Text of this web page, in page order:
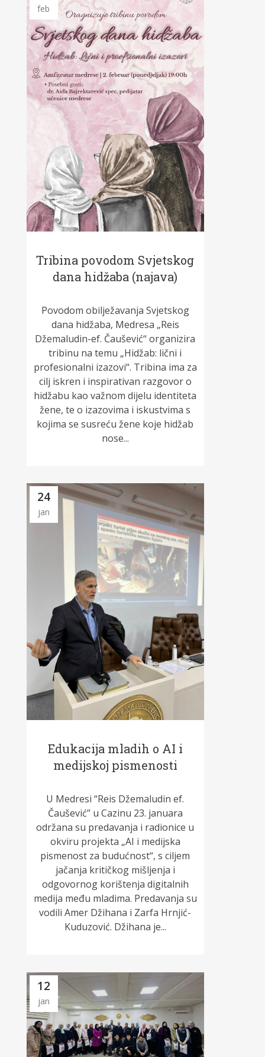
feb
Tribina povodom Svjetskog
dana hidžaba (najava)
Povodom obilježavanja Svjetskog
dana hidžaba, Medresa „Reis
Džemaludin-ef. Čaušević“ organizira
tribinu na temu „Hidžab: lični i
profesionalni izazovi“. Tribina ima za
cilj iskren i inspirativan razgovor o
hidžabu kao važnom dijelu identiteta
žene, te o izazovima i iskustvima s
kojima se susreću žene koje hidžab
nose...
24
jan
Edukacija mladih o AI i
medijskoj pismenosti
U Medresi “Reis Džemaludin ef.
Čaušević” u Cazinu 23. januara
održana su predavanja i radionice u
okviru projekta „AI i medijska
pismenost za budućnost“, s ciljem
jačanja kritičkog mišljenja i
odgovornog korištenja digitalnih
medija među mladima. Predavanja su
vodili Amer Džihana i Zarfa Hrnjić-
Kuduzović. Džihana je...
12
jan